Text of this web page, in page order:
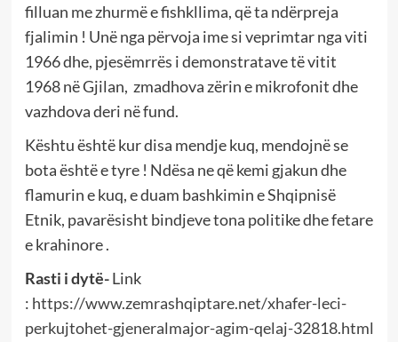
filluan me zhurmë e fishkllima, që ta ndërpreja
fjalimin ! Unë nga përvoja ime si veprimtar nga viti
1966 dhe, pjesëmrrës i demonstratave të vitit
1968 në Gjilan, zmadhova zërin e mikrofonit dhe
vazhdova deri në fund.
Kështu është kur disa mendje kuq, mendojnë se
bota është e tyre ! Ndësa ne që kemi gjakun dhe
flamurin e kuq, e duam bashkimin e Shqipnisë
Etnik, pavarësisht bindjeve tona politike dhe fetare
e krahinore .
Rasti i dytë-Link
: https://www.zemrashqiptare.net/xhafer-leci-
perkujtohet-gjeneralmajor-agim-qelaj-32818.html